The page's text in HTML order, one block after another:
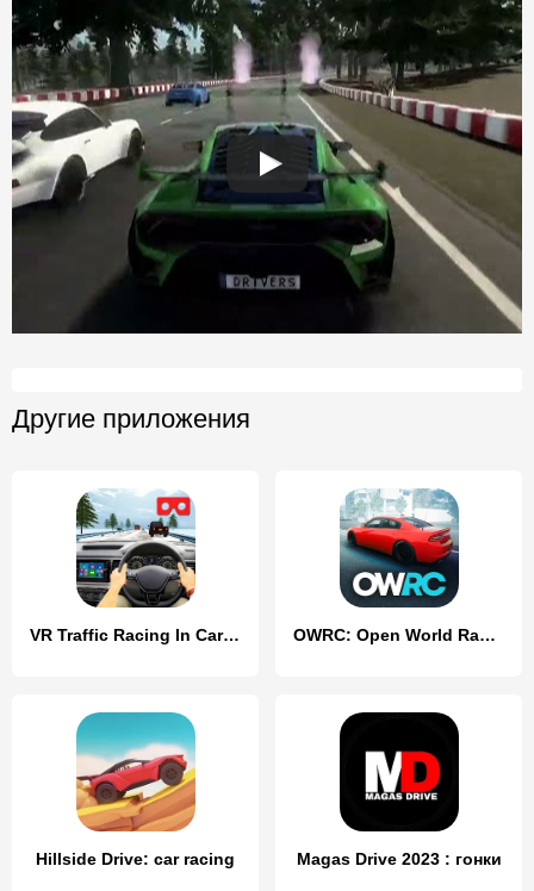
Другие приложения
VR Traffic Racing In Car Drive OWRC: Open World Racing Cars
Hillside Drive: car racing Magas Drive 2023 : гонки